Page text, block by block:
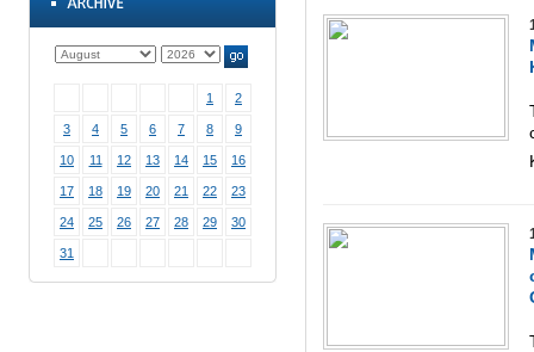
1 2
3 4 5 6 7 8 9
10 11 12 13 14 15 16
17 18 19 20 21 22 23
24 25 26 27 28 29 30
31